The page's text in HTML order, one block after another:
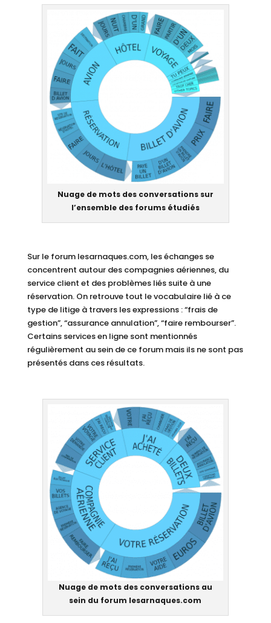
Nuage de mots des conversations sur
l’ensemble des forums étudiés
Sur le forum lesarnaques.com, les échanges se
concentrent autour des compagnies aériennes, du
service client et des problèmes liés suite à une
réservation. On retrouve tout le vocabulaire lié à ce
type de litige à travers les expressions : “frais de
gestion”, “assurance annulation”, “faire rembourser”.
Certains services en ligne sont mentionnés
régulièrement au sein de ce forum mais ils ne sont pas
présentés dans ces résultats.
Nuage de mots des conversations au
sein du forum lesarnaques.com